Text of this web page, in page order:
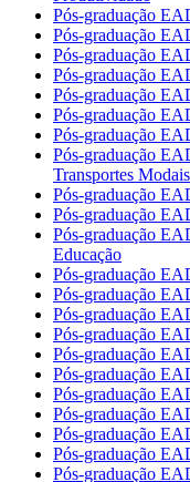
Pós-graduação
Pós-graduação
Pós-graduação
Pós-graduação
Pós-graduação
Pós-graduação
Pós-graduação
Pós-graduação
Transportes Modais
Pós-graduação
Pós-graduação
Pós-graduação
Educação
Pós-graduação
Pós-graduação
Pós-graduação
Pós-graduação
Pós-graduação
Pós-graduação
Pós-graduação
Pós-graduação
Pós-graduação
Pós-graduação
Pós-graduação